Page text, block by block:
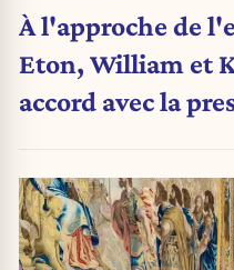
À l'approche de
Eton, William et
accord avec la